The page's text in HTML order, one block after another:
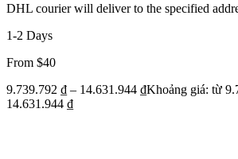
DHL courier will deliver to the specified
1-2 Days
From $40
9.739.792 ₫ – 14.631.944 ₫Khoảng giá: từ
14.631.944 ₫